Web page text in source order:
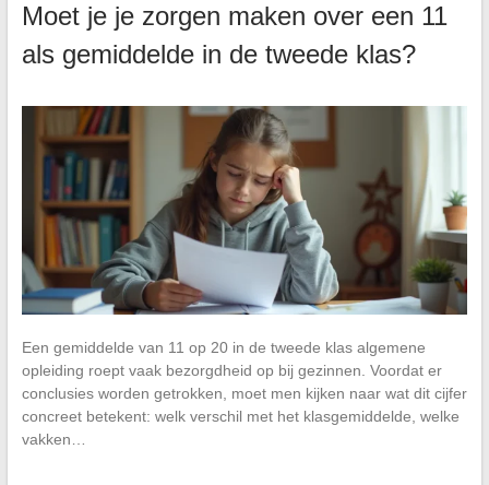
Moet je je zorgen maken over een 11
als gemiddelde in de tweede klas?
Een gemiddelde van 11 op 20 in de tweede klas algemene
opleiding roept vaak bezorgdheid op bij gezinnen. Voordat er
conclusies worden getrokken, moet men kijken naar wat dit cijfer
concreet betekent: welk verschil met het klasgemiddelde, welke
vakken…